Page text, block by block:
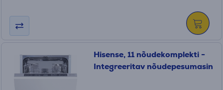
Hisense, 11 nõudekomplekti -
Integreeritav nõudepesumasin